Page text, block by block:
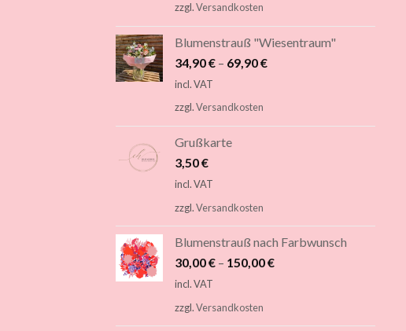
zzgl.Versandkosten
Blumenstrauß "Wiesentraum"
34,90€ – 69,90€
incl. VAT
zzgl.Versandkosten
Grußkarte
3,50€
incl. VAT
zzgl.Versandkosten
Blumenstrauß nach Farbwunsch
30,00€ – 150,00€
incl. VAT
zzgl.Versandkosten